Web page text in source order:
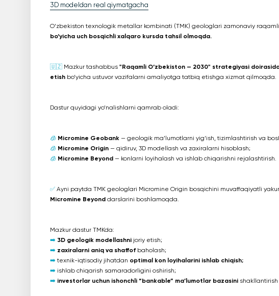
3D modeldan real qiymatgacha
O‘zbekiston texnologik metallar kombinati (TMK) geologlari zamonaviy
bo‘yicha uch bosqichli xalqaro kursda tahsil olmoqda.
🇺🇿Mazkur tashabbus "Raqamli O‘zbekiston — 2030" strategiyasi
etishbo‘yicha ustuvor vazifalarni amaliyotga tatbiq etishga xizmat qilmoqda.
Dastur quyidagi yo‘nalishlarni qamrab oladi:
🧊 Micromine Geobank — geologik ma’lumotlarni yig‘ish, tizimlashtirish va
🧊Micromine Origin — qidiruv, 3D modellash va zaxiralarni hisoblash;
🧊 Micromine Beyond — konlarni loyihalash va ishlab chiqarishni rejalashtirish.
✅Ayni paytda TMK geologlari Micromine Origin bosqichini muvaffaqiyatli
Micromine Beyond darslarini boshlamoqda.
Mazkur dastur TMKda:
➡️3D geologik modellashnijoriy etish;
➡️ zaxiralarni aniq va shaffof baholash;
➡️texnik-iqtisodiy jihatdan optimal kon loyihalarini ishlab chiqish;
➡️ishlab chiqarish samaradorligini oshirish;
➡️ investorlar uchun ishonchli “bankable” ma’lumotlar bazasinishakllantirish